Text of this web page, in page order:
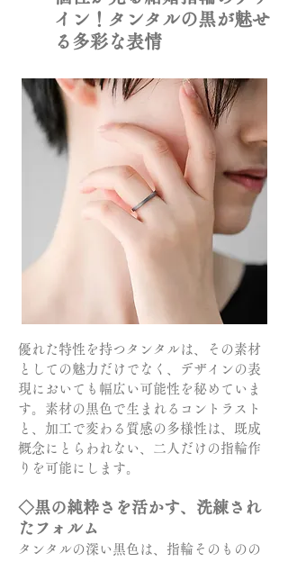
イン！タンタルの黒が魅せ
る多彩な表情
優れた特性を持つタンタルは、その素材
としての魅力だけでなく、デザインの表
現においても幅広い可能性を秘めていま
す。素材の黒色で生まれるコントラスト
と、加工で変わる質感の多様性は、既成
概念にとらわれない、二人だけの指輪作
りを可能にします。
◇黒の純粋さを活かす、洗練され
たフォルム
タンタルの深い黒色は、指輪そのものの